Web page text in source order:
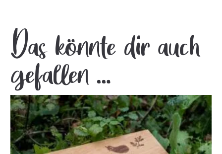
Das könnte dir auch
gefallen …